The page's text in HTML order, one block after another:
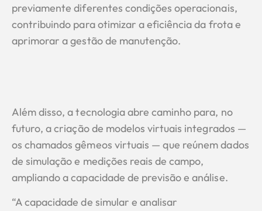
previamente diferentes condições operacionais,
contribuindo para otimizar a eficiência da frota e
aprimorar a gestão de manutenção.
Além disso, a tecnologia abre caminho para, no
futuro, a criação de modelos virtuais integrados —
os chamados gêmeos virtuais — que reúnem dados
de simulação e medições reais de campo,
ampliando a capacidade de previsão e análise.
“A capacidade de simular e analisar